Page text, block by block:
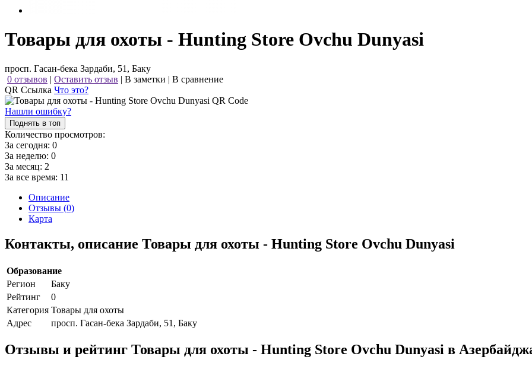
Товары для охоты - Hunting Store Ovchu Dunyasi
просп. Гасан-бека Зардаби, 51, Баку
0 отзывов | Оставить отзыв | В заметки | В сравнение
QR Ссылка Что это?
Нашли ошибку?
Поднять в топ
Количество просмотров:
За сегодня: 0
За неделю: 0
За месяц: 2
За все время: 11
Описание
Отзывы (0)
Карта
Контакты, описание Товары для охоты - Hunting Store Ovchu Dunyasi
Образование
Регион
Баку
Рейтинг
0
Категория Товары для охоты
Адрес
просп. Гасан-бека Зардаби, 51, Баку
Отзывы и рейтинг Товары для охоты - Hunting Store Ovchu Dunyasi в